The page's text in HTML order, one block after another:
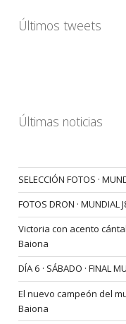
Últimos tweets
Últimas noticias
SELECCIÓN FOTOS ·
FOTOS DRON · MUNDIAL
Victoria con acento
Baiona
DÍA 6 · SÁBADO · FINAL
El nuevo campeón del
Baiona